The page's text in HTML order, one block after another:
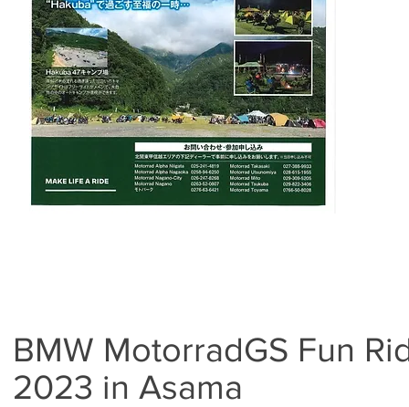
BMW MotorradGS Fun
2023 in Asama